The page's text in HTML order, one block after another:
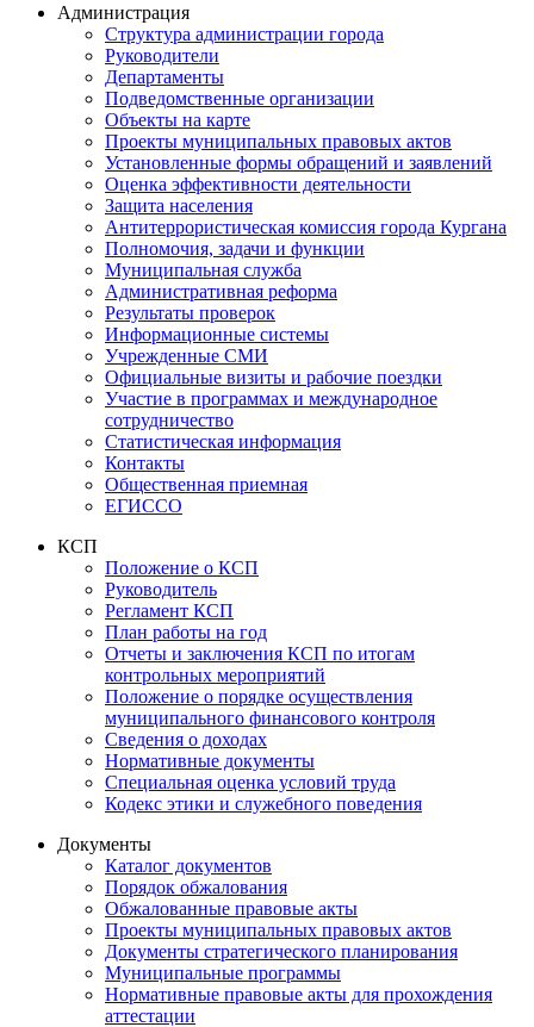
Администрация
Структура администрации города
Руководители
Департаменты
Подведомственные организации
Объекты на карте
Проекты муниципальных правовых актов
Установленные формы обращений и заявлений
Оценка эффективности деятельности
Защита населения
Антитеррористическая комиссия города Кургана
Полномочия, задачи и функции
Муниципальная служба
Административная реформа
Результаты проверок
Информационные системы
Учрежденные СМИ
Официальные визиты и рабочие поездки
Участие в программах и международное
сотрудничество
Статистическая информация
Контакты
Общественная приемная
ЕГИССО
КСП
Положение о КСП
Руководитель
Регламент КСП
План работы на год
Отчеты и заключения КСП по итогам
контрольных мероприятий
Положение о порядке осуществления
муниципального финансового контроля
Сведения о доходах
Нормативные документы
Специальная оценка условий труда
Кодекс этики и служебного поведения
Документы
Каталог документов
Порядок обжалования
Обжалованные правовые акты
Проекты муниципальных правовых актов
Документы стратегического планирования
Муниципальные программы
Нормативные правовые акты для прохождения
аттестации